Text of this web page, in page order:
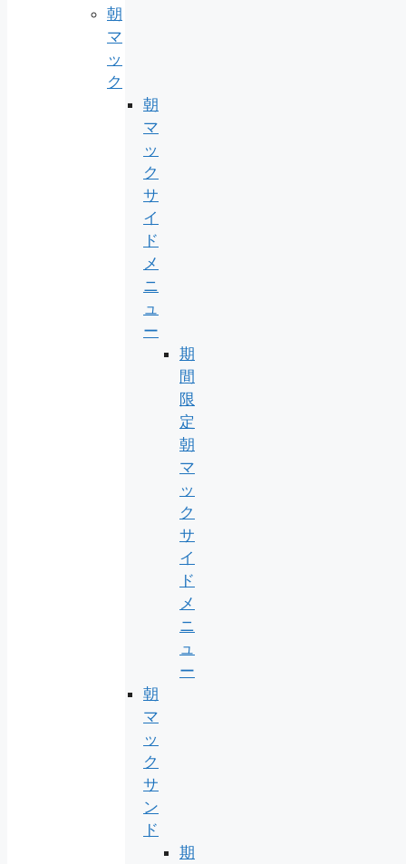
朝
マ
ッ
ク
朝
マ
ッ
ク
サ
イ
ド
メ
ニ
ュ
ー
期
間
限
定
朝
マ
ッ
ク
サ
イ
ド
メ
ニ
ュ
ー
朝
マ
ッ
ク
サ
ン
ド
期